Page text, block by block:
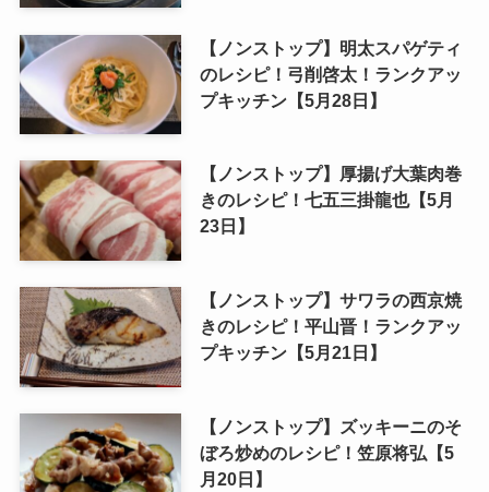
【ノンストップ】明太スパゲティ
のレシピ！弓削啓太！ランクアッ
プキッチン【5月28日】
【ノンストップ】厚揚げ大葉肉巻
きのレシピ！七五三掛龍也【5月
23日】
【ノンストップ】サワラの西京焼
きのレシピ！平山晋！ランクアッ
プキッチン【5月21日】
【ノンストップ】ズッキーニのそ
ぼろ炒めのレシピ！笠原将弘【5
月20日】